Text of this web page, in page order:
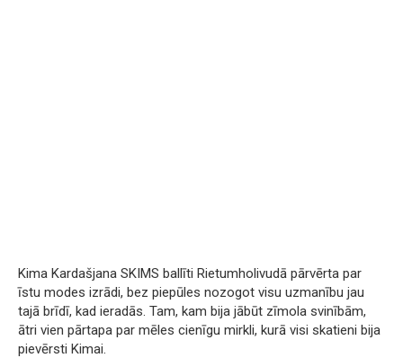
Kima Kardašjana SKIMS ballīti Rietumholivudā pārvērta par
īstu modes izrādi, bez piepūles nozogot visu uzmanību jau
tajā brīdī, kad ieradās. Tam, kam bija jābūt zīmola svinībām,
ātri vien pārtapa par mēles cienīgu mirkli, kurā visi skatieni bija
pievērsti Kimai.